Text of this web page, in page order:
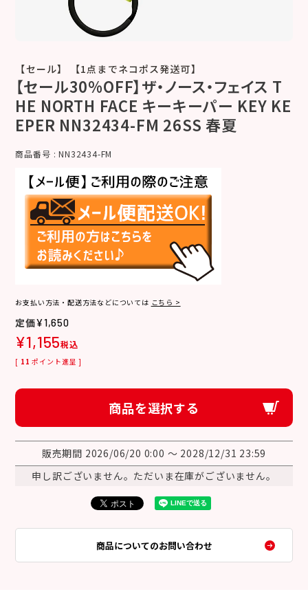
【セール】 【1点までネコポス発送可】
【セール30%OFF】ザ・ノース・フェイス T
HE NORTH FACE キーキーパー KEY KE
EPER NN32434-FM 26SS 春夏
商品番号 NN32434-FM
お支払い方法・配送方法などについては こちら >
¥1,650
¥1,155税込
[ 11 ポイント進呈 ]
商品を選択する
販売期間 2026/06/20 0:00 〜 2028/12/31 23:59
申し訳ございません。ただいま在庫がございません。
商品についてのお問い合わせ